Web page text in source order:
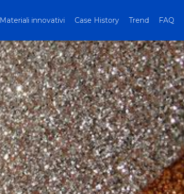
Materiali innovativi Case History Trend FAQ